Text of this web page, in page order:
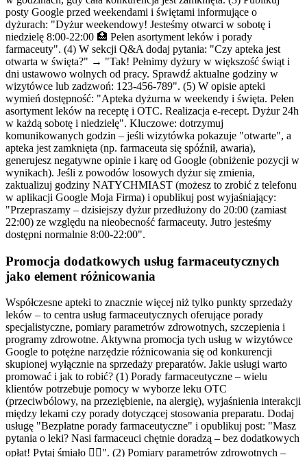
posty Google przed weekendami i świętami informujące o
dyżurach: "Dyżur weekendowy! Jesteśmy otwarci w sobotę i
niedzielę 8:00-22:00 🏥 Pełen asortyment leków i porady
farmaceuty". (4) W sekcji Q&A dodaj pytania: "Czy apteka jest
otwarta w święta?" → "Tak! Pełnimy dyżury w większość świąt i
dni ustawowo wolnych od pracy. Sprawdź aktualne godziny w
wizytówce lub zadzwoń: 123-456-789". (5) W opisie apteki
wymień dostępność: "Apteka dyżurna w weekendy i święta. Pełen
asortyment leków na receptę i OTC. Realizacja e-recept. Dyżur 24h
w każdą sobotę i niedzielę". Kluczowe: dotrzymuj
komunikowanych godzin – jeśli wizytówka pokazuje "otwarte", a
apteka jest zamknięta (np. farmaceuta się spóźnił, awaria),
generujesz negatywne opinie i karę od Google (obniżenie pozycji w
wynikach). Jeśli z powodów losowych dyżur się zmienia,
zaktualizuj godziny NATYCHMIAST (możesz to zrobić z telefonu
w aplikacji Google Moja Firma) i opublikuj post wyjaśniający:
"Przepraszamy – dzisiejszy dyżur przedłużony do 20:00 (zamiast
22:00) ze względu na nieobecność farmaceuty. Jutro jesteśmy
dostępni normalnie 8:00-22:00".
Promocja dodatkowych usług farmaceutycznych
jako element różnicowania
Współczesne apteki to znacznie więcej niż tylko punkty sprzedaży
leków – to centra usług farmaceutycznych oferujące porady
specjalistyczne, pomiary parametrów zdrowotnych, szczepienia i
programy zdrowotne. Aktywna promocja tych usług w wizytówce
Google to potężne narzędzie różnicowania się od konkurencji
skupionej wyłącznie na sprzedaży preparatów. Jakie usługi warto
promować i jak to robić? (1) Porady farmaceutyczne – wielu
klientów potrzebuje pomocy w wyborze leku OTC
(przeciwbólowy, na przeziębienie, na alergię), wyjaśnienia interakcji
między lekami czy porady dotyczącej stosowania preparatu. Dodaj
usługę "Bezpłatne porady farmaceutyczne" i opublikuj post: "Masz
pytania o leki? Nasi farmaceuci chętnie doradzą – bez dodatkowych
opłat! Pytaj śmiało 🧑‍⚕️". (2) Pomiary parametrów zdrowotnych –